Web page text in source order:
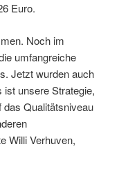
Euro.
Noch im
umfangreiche
Jetzt wurden auch
ist unsere Strategie,
das Qualitätsniveau
Willi Verhuven,